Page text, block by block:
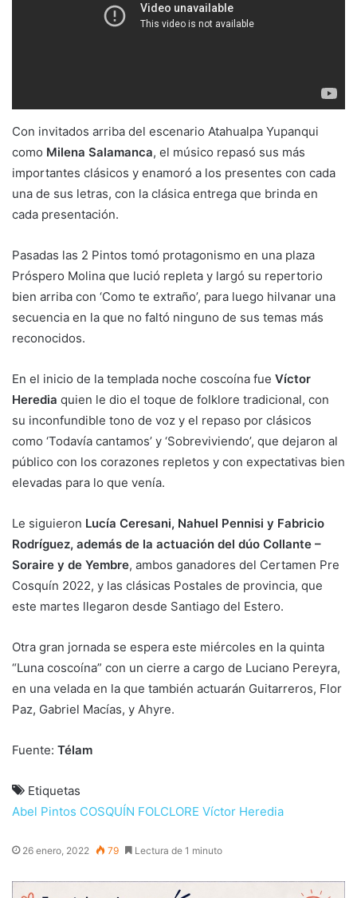
Con invitados arriba del escenario Atahualpa Yupanqui
como Milena Salamanca, el músico repasó sus más
importantes clásicos y enamoró a los presentes con cada
una de sus letras, con la clásica entrega que brinda en
cada presentación.
Pasadas las 2 Pintos tomó protagonismo en una plaza
Próspero Molina que lució repleta y largó su repertorio
bien arriba con ‘Como te extraño’, para luego hilvanar una
secuencia en la que no faltó ninguno de sus temas más
reconocidos.
En el inicio de la templada noche coscoína fue Víctor
Heredia quien le dio el toque de folklore tradicional, con
su inconfundible tono de voz y el repaso por clásicos
como ‘Todavía cantamos’ y ‘Sobreviviendo’, que dejaron al
público con los corazones repletos y con expectativas bien
elevadas para lo que venía.
Le siguieron Lucía Ceresani, Nahuel Pennisi y Fabricio
Rodríguez, además de la actuación del dúo Collante –
Soraire y de Yembre, ambos ganadores del Certamen Pre
Cosquín 2022, y las clásicas Postales de provincia, que
este martes llegaron desde Santiago del Estero.
Otra gran jornada se espera este miércoles en la quinta
“Luna coscoína” con un cierre a cargo de Luciano Pereyra,
en una velada en la que también actuarán Guitarreros, Flor
Paz, Gabriel Macías, y Ahyre.
Fuente: Télam
Etiquetas
Abel Pintos COSQUÍN FOLCLORE Víctor Heredia
26 enero, 2022 79 Lectura de 1 minuto